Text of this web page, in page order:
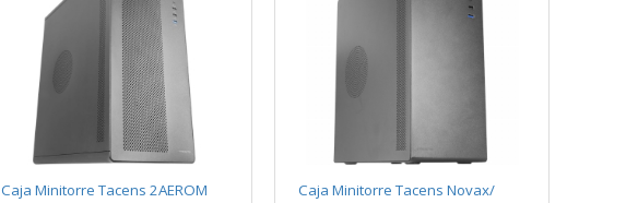
Caja Minitorre Tacens 2AEROM
Caja Minitorre Tacens Novax/